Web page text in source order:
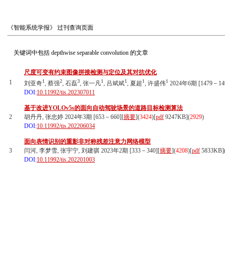
《智能系统学报》 过刊查询页面
关键词中包括 depthwise separable convolution 的文章
1
尺度可变有约束图像拼接检测与定位及其对抗优化
刘亚奇1, 蔡强2, 石磊3, 张一凡1, 吕斌斌1, 夏超1, 许盛伟1 2024年6期 [1479－
DOI:10.11992/tis.202307011
2
基于改进YOLOv5s的面向自动驾驶场景的道路目标检测算法
胡丹丹, 张忠婷 2024年3期 [653－660][摘要](3424)[pdf 9247KB](2929)
DOI:10.11992/tis.202206034
3
面向表情识别的重影非对称残差注意力网络模型
闫河, 李梦雪, 张宇宁, 刘建骐 2023年2期 [333－340][摘要](4208)[pdf 5833KB]
DOI:10.11992/tis.202201003